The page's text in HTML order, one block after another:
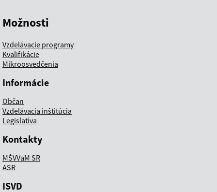
Možnosti
Vzdelávacie programy
Kvalifikácie
Mikroosvedčenia
Informácie
Občan
Vzdelávacia inštitúcia
Legislatíva
Kontakty
MŠVVaM SR
ASR
ISVD